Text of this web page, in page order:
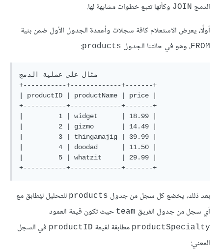
الدمج JOIN وكأنها تتبع خطوات مشابهة لها.
أولًا، يعرض الاستعلام كافة سجلات وأعمدة الجدول الأول ضمن بنية
FROM، وهو في حالتنا الجدول products
:
مثال على عملية الدمج
+-----------+-------------+-------+
| productID | productName | price |
+-----------+-------------+-------+
|         1 | widget      | 18.99 |
|         2 | gizmo       | 14.49 |
|         3 | thingamajig | 39.99 |
|         4 | doodad      | 11.50 |
|         5 | whatzit     | 29.99 |
بعد ذلك، يخضع كل سجل من جدول products للتحليل ليُطابق مع
أي سجل من جدول الفريق team حيث تكون قيمة العمود
productSpecialty مطابقة لقيمة productID في السجل
المعني: